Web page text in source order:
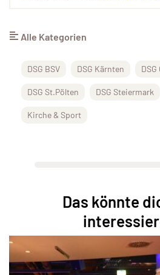
Alle Kategorien
DSG BSV DSG Kärnten
DSG St.Pölten DSG Steiermark
Kirche & Sport
Das könnte